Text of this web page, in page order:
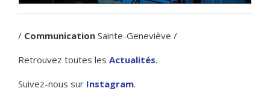
/ Communication Sainte-Geneviève /
Retrouvez toutes les Actualités.
Suivez-nous sur Instagram.